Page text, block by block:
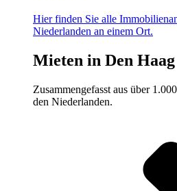
Hier finden Sie alle
Niederlanden an einem Ort.
Mieten in Den Haag
Zusammengefasst aus über
den Niederlanden.